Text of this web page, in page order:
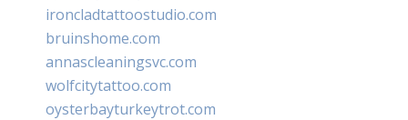
ironcladtattoostudio.com
bruinshome.com
annascleaningsvc.com
wolfcitytattoo.com
oysterbayturkeytrot.com